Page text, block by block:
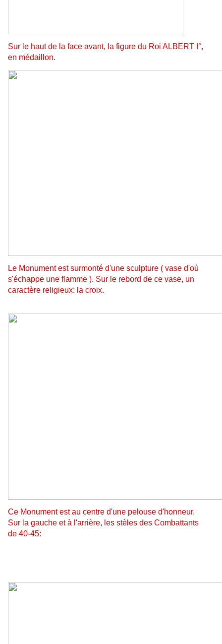
Sur le haut de la face avant, la figure du Roi ALBERT I°,
en médaillon.
Le Monument est surmonté d'une sculpture ( vase d'où
s'échappe une flamme ). Sur le rebord de ce vase, un
caractère religieux: la croix.
Ce Monument est au centre d'une pelouse d'honneur.
Sur la gauche et à l'arrière, les stèles des Combattants
de 40-45: